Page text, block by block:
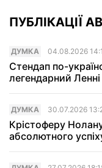
ПУБЛІКАЦІЇ
ДУМКА 04.08.2026
Стендап по-
легендарний
ДУМКА 30.07.2026
Крістоферу
абсолютного